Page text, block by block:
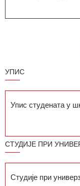
УПИС
Упис студената у
СТУДИЈЕ ПРИ
Студије при